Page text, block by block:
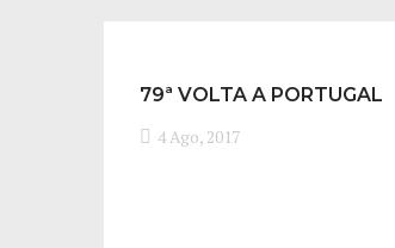
79ª VOLTA A PORTUGAL
4 Ago, 2017